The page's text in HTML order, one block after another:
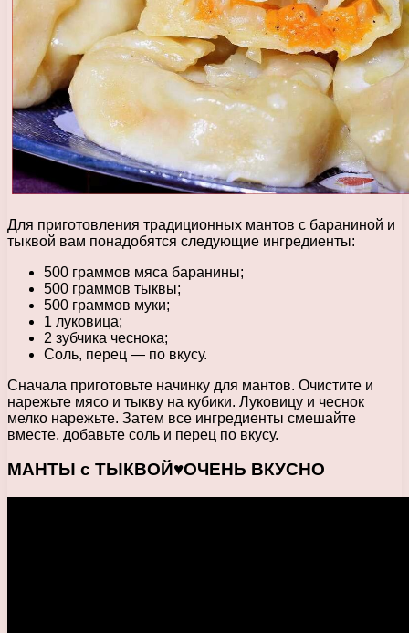
Для приготовления традиционных мантов с бараниной и
тыквой вам понадобятся следующие ингредиенты:
500 граммов мяса баранины;
500 граммов тыквы;
500 граммов муки;
1 луковица;
2 зубчика чеснока;
Соль, перец — по вкусу.
Сначала приготовьте начинку для мантов. Очистите и
нарежьте мясо и тыкву на кубики. Луковицу и чеснок
мелко нарежьте. Затем все ингредиенты смешайте
вместе, добавьте соль и перец по вкусу.
МАНТЫ с ТЫКВОЙ♥️ОЧЕНЬ ВКУСНО